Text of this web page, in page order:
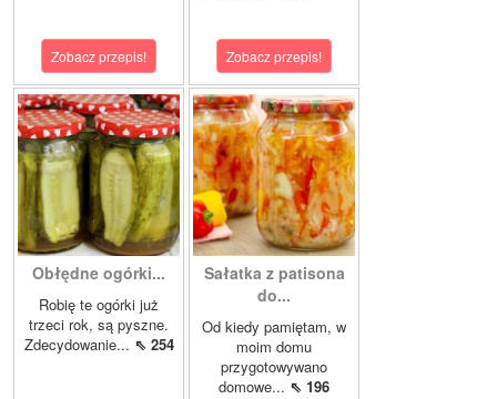
Zobacz przepis! Zobacz przepis!
Obłędne ogórki...
Robię te ogórki już
trzeci rok, są pyszne.
Zdecydowanie... ⇖ 254
Sałatka z patisona
do...
Od kiedy pamiętam, w
moim domu
przygotowywano
domowe... ⇖ 196